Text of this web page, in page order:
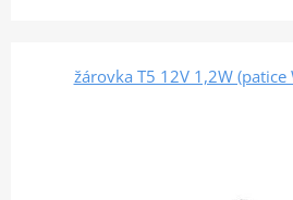
žárovka T5 12V 1,2W (patice